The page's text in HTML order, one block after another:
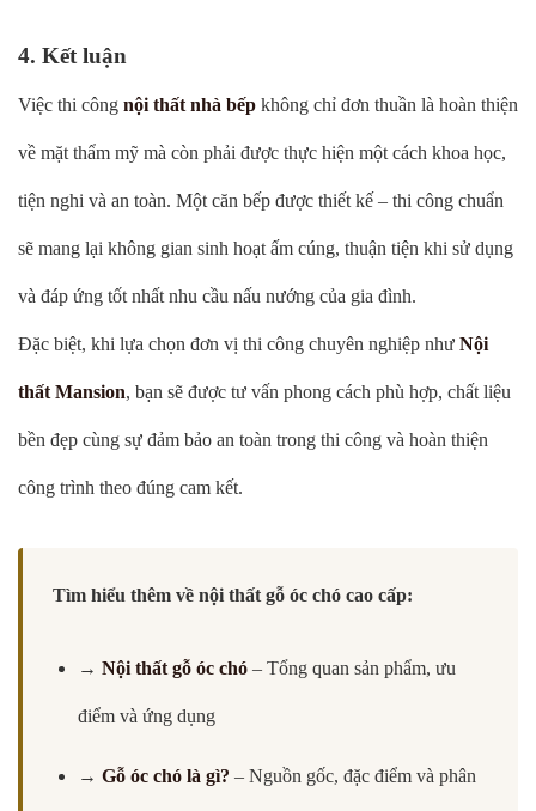
4. Kết luận
Việc thi công nội thất nhà bếp không chỉ đơn thuần là hoàn thiện
về mặt thẩm mỹ mà còn phải được thực hiện một cách khoa học,
tiện nghi và an toàn. Một căn bếp được thiết kế – thi công chuẩn
sẽ mang lại không gian sinh hoạt ấm cúng, thuận tiện khi sử dụng
và đáp ứng tốt nhất nhu cầu nấu nướng của gia đình.
Đặc biệt, khi lựa chọn đơn vị thi công chuyên nghiệp như Nội
thất Mansion, bạn sẽ được tư vấn phong cách phù hợp, chất liệu
bền đẹp cùng sự đảm bảo an toàn trong thi công và hoàn thiện
công trình theo đúng cam kết.
Tìm hiểu thêm về nội thất gỗ óc chó cao cấp:
→ Nội thất gỗ óc chó– Tổng quan sản phẩm, ưu
điểm và ứng dụng
→ Gỗ óc chó là gì? – Nguồn gốc, đặc điểm và phân